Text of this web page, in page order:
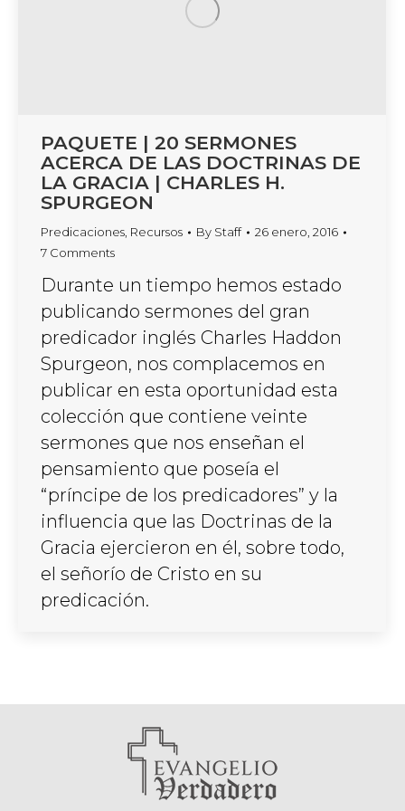
PAQUETE | 20 SERMONES
ACERCA DE LAS DOCTRINAS DE
LA GRACIA | CHARLES H.
SPURGEON
Predicaciones Recursos By Staff
26 enero, 2016
7 Comments
Durante un tiempo hemos estado
publicando sermones del gran
predicador inglés Charles Haddon
Spurgeon, nos complacemos en
publicar en esta oportunidad esta
colección que contiene veinte
sermones que nos enseñan el
pensamiento que poseía el
“príncipe de los predicadores” y la
influencia que las Doctrinas de la
Gracia ejercieron en él, sobre todo,
el señorío de Cristo en su
predicación.